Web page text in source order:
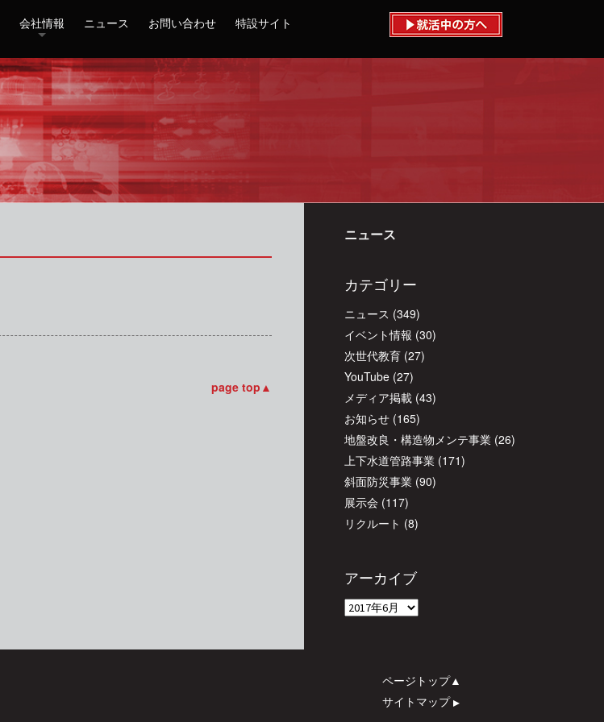
会社情報 ニュース お問い合わせ 特設サイト
page top▲
ニュース
カテゴリー
ニュース (349)
イベント情報 (30)
次世代教育 (27)
YouTube (27)
メディア掲載 (43)
お知らせ (165)
地盤改良・構造物メンテ事業 (26)
上下水道管路事業 (171)
斜面防災事業 (90)
展示会 (117)
リクルート (8)
アーカイブ
ア
ページトップ▲
サイトマップ ▲